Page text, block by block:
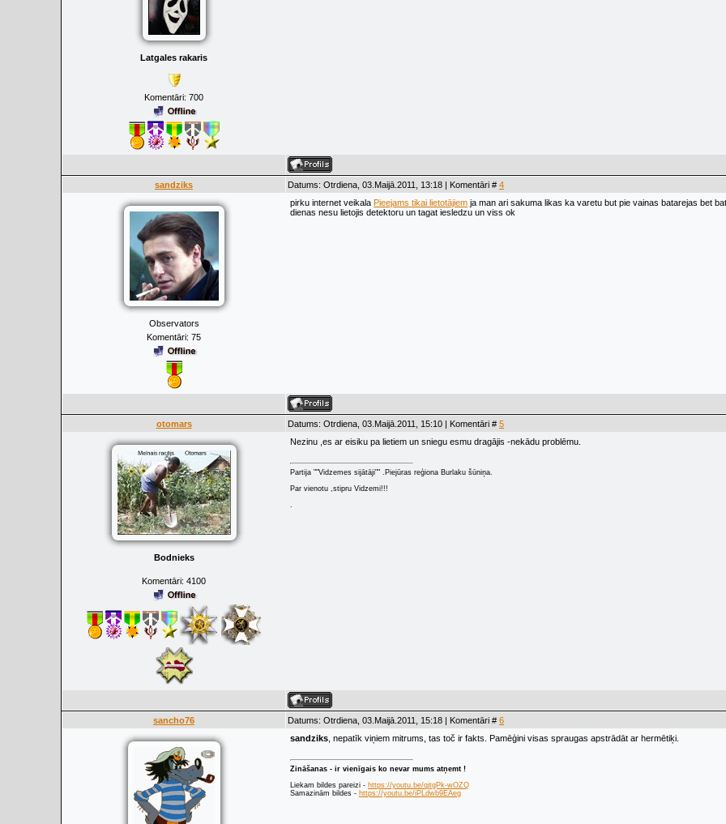
Latgales rakaris
Komentāri: 700
sandziks Datums: Otrdiena, 03.Maijā.2011, 13:18 | Komentāri # 4
Observators
Komentāri: 75
pirku internet veikala Pieejams tikai lietotājiem ja man ari sakuma likas ka varetu but pie vainas batarejas bet
dienas nesu lietojis detektoru un tagat iesledzu un viss ok
otomars Datums: Otrdiena, 03.Maijā.2011, 15:10 | Komentāri # 5
Bodnieks
Komentāri: 4100
Nezinu ,es ar eisiku pa lietiem un sniegu esmu dragājis -nekādu problēmu.
Partija ""Vidzemes sijātāji"" .Piejūras reģiona Burlaku šūniņa.
Par vienotu ,stipru Vidzemi!!!
.
sancho76 Datums: Otrdiena, 03.Maijā.2011, 15:18 | Komentāri # 6
sandziks , nepatīk viņiem mitrums, tas toč ir fakts. Pamēģini visas spraugas apstrādāt ar hermētiķi.
Zināšanas - ir vienīgais ko nevar mums atņemt !
Liekam bildes pareizi - https://youtu.be/qjtgPk-wOZQ
Samazinām bildes - https://youtu.be/iPLdwb9EAeg